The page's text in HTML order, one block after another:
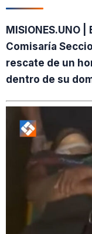
MISIONES.UNO
Comisaría
rescate de un
dentro de su